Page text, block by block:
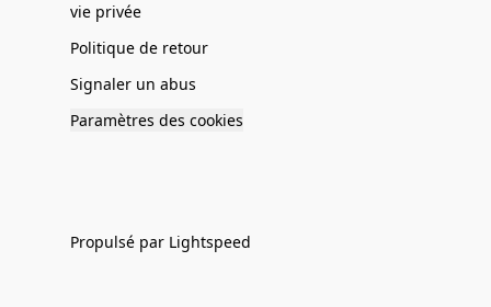
vie privée
Politique de retour
Signaler un abus
Paramètres des cookies
Propulsé par Lightspeed